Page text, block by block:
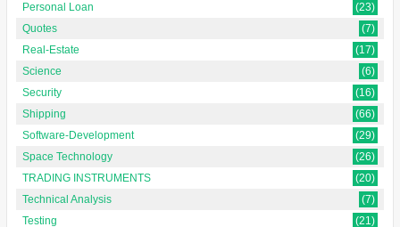
Personal Loan
(23)
Quotes
(7)
Real-Estate
(17)
Science
(6)
Security
(16)
Shipping
(66)
Software-Development
(29)
Space Technology
(26)
TRADING INSTRUMENTS
(20)
Technical Analysis
(7)
Testing
(21)